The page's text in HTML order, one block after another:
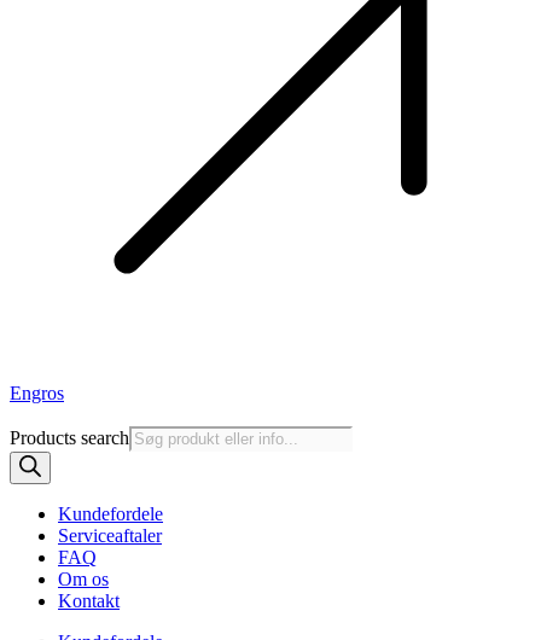
Engros
Products search
Kundefordele
Serviceaftaler
FAQ
Om os
Kontakt